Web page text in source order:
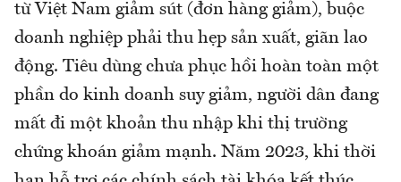
từ Việt Nam giảm sút (đơn hàng giảm), buộc
doanh nghiệp phải thu hẹp sản xuất, giãn lao
động. Tiêu dùng chưa phục hồi hoàn toàn một
phần do kinh doanh suy giảm, người dân đang
mất đi một khoản thu nhập khi thị trường
chứng khoán giảm mạnh. Năm 2023, khi thời